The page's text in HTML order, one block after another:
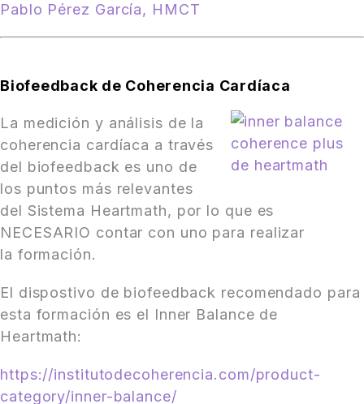
Pablo Pérez García, HMCT
Biofeedback de Coherencia Cardíaca
La medición y análisis de la
coherencia cardíaca a través
del biofeedback es uno de
los puntos más relevantes
del Sistema Heartmath, por lo que es
NECESARIO contar con uno para realizar
la formación.
El dispostivo de biofeedback recomendado para
esta formación es el Inner Balance de
Heartmath:
https://institutodecoherencia.com/product-
category/inner-balance/